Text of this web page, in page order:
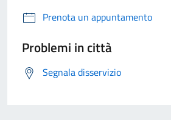
Prenota un appuntamento
Problemi in città
Segnala disservizio